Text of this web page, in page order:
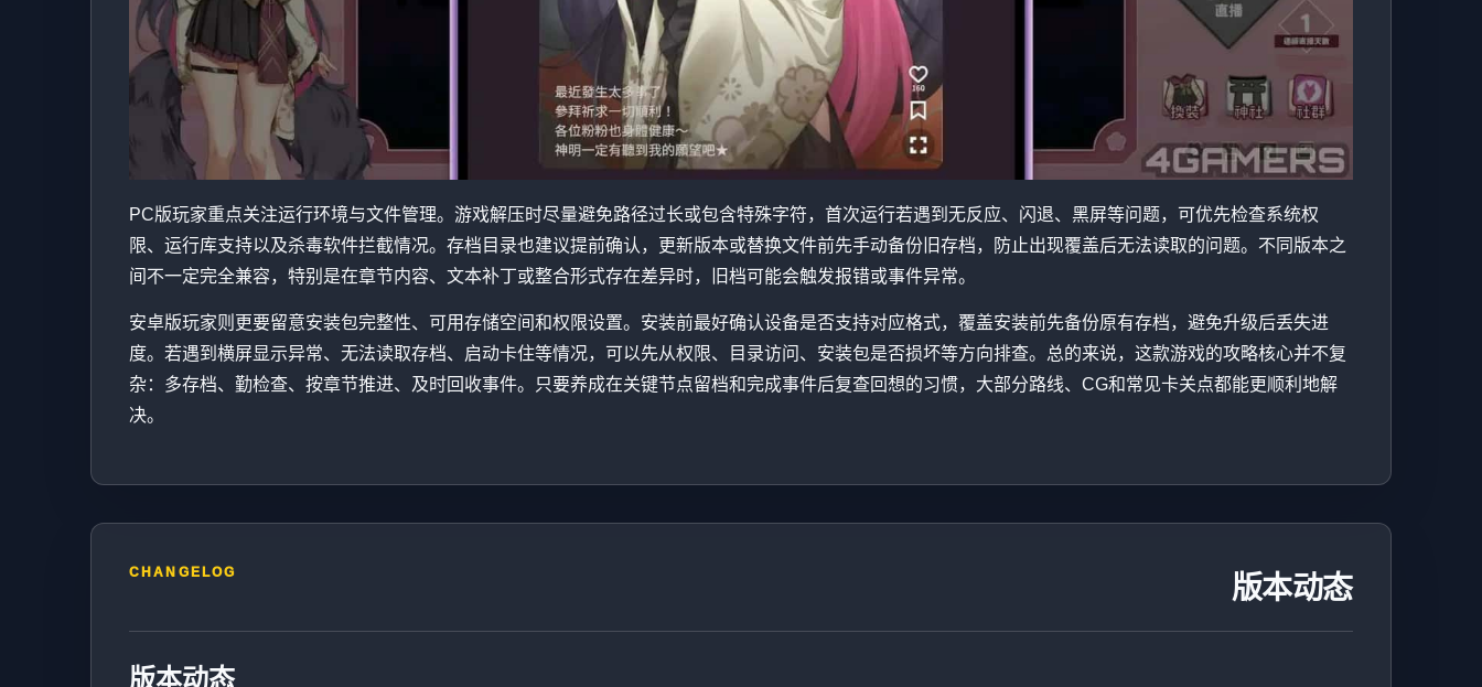
PC版玩家重点关注运行环境与文件管理。游戏解压时尽量避免路径过长或包含特殊字符，首次运行若遇到无反应、闪退、黑屏等问题，可优先检查系统权
限、运行库支持以及杀毒软件拦截情况。存档目录也建议提前确认，更新版本或替换文件前先手动备份旧存档，防止出现覆盖后无法读取的问题。不同版本之
间不一定完全兼容，特别是在章节内容、文本补丁或整合形式存在差异时，旧档可能会触发报错或事件异常。
安卓版玩家则更要留意安装包完整性、可用存储空间和权限设置。安装前最好确认设备是否支持对应格式，覆盖安装前先备份原有存档，避免升级后丢失进
度。若遇到横屏显示异常、无法读取存档、启动卡住等情况，可以先从权限、目录访问、安装包是否损坏等方向排查。总的来说，这款游戏的攻略核心并不复
杂：多存档、勤检查、按章节推进、及时回收事件。只要养成在关键节点留档和完成事件后复查回想的习惯，大部分路线、CG和常见卡关点都能更顺利地解
决。
CHANGELOG 版本动态
版本动态